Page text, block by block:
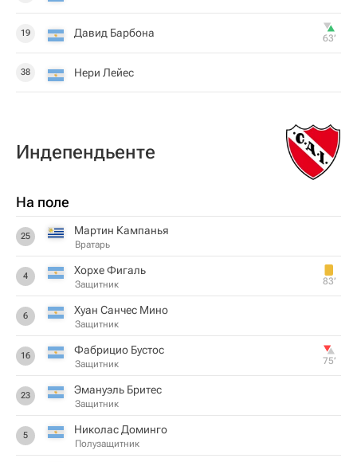
19 Давид Барбона 63‎’‎
38 Нери Лейес
Индепендьенте
На поле
25 Мартин Кампанья
Вратарь
4 Хорхе Фигаль
Защитник 83‎’‎
6 Хуан Санчес Мино
Защитник
16 Фабрицио Бустос
Защитник 75‎’‎
23 Эмануэль Бритес
Защитник
5 Николас Доминго
Полузащитник